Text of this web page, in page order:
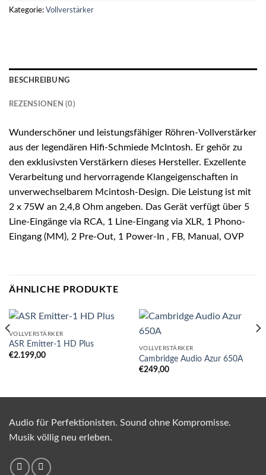
Kategorie: Vollverstärker
BESCHREIBUNG
REZENSIONEN (0)
Wunderschöner und leistungsfähiger Röhren-Vollverstärker
aus der legendären Hifi-Schmiede McIntosh. Er gehör zu
den exklusivsten Verstärkern dieses Hersteller. Exzellente
Verarbeitung und hervorragende Klangeigenschaften in
unverwechselbarem Mcintosh-Design. Die Leistung ist mit
2 x 75W an 2,4,8 Ohm angeben. Das Gerät verfügt über 5
Line-Eingänge via RCA, 1 Line-Eingang via XLR, 1 Phono-
Eingang (MM), 2 Pre-Out, 1 Power-In , FB, Manual, OVP
ÄHNLICHE PRODUKTE
VOLLVERSTÄRKER
ASR Emitter-1 HD Plus
€2.199,00
VOLLVERSTÄRKER
Cambridge Audio Azur 650A
€249,00
Audio für Perfektionisten. Sound ohne Kompromisse.
Musik völlig neu erleben.